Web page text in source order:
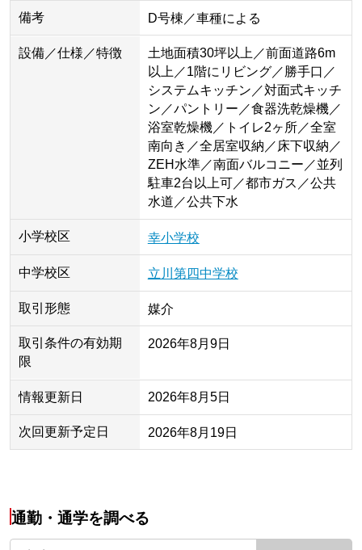
備考 D号棟／車種による
設備／仕様／特徴
土地面積30坪以上／前面道路6m
以上／1階にリビング／勝手口／
システムキッチン／対面式キッチ
ン／パントリー／食器洗乾燥機／
浴室乾燥機／トイレ2ヶ所／全室
南向き／全居室収納／床下収納／
ZEH水準／南面バルコニー／並列
駐車2台以上可／都市ガス／公共
水道／公共下水
小学校区 幸小学校
中学校区 立川第四中学校
取引形態 媒介
取引条件の有効期
限
2026年8月9日
情報更新日 2026年8月5日
次回更新予定日 2026年8月19日
通勤・通学を調べる